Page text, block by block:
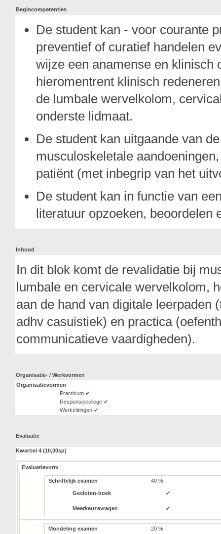
Begincompetenties
De student kan - voor courante
preventief of curatief handelen
wijze een anamense en klinisch
hieromentrent klinisch
de lumbale wervelkolom,
onderste lidmaat.
De student kan uitgaande van
musculoskeletale
patiënt (met inbegrip van het
De student kan in functie van
literatuur opzoeken, beoordelen
Inhoud
In dit blok komt de revalidatie bij
lumbale en cervicale wervelkolom,
aan de hand van digitale leerpaden
adhv casuistiek) en practica
communicatieve vaardigheden).
Organisatie- / Werkvormen
Organisatievormen
Practicum ✔
Responsiecollege ✔
Werkzittingen ✔
Evaluatie
Kwartiel 4 (10,00sp)
Evaluatievorm
Schriftelijk examen 40 %
Gesloten-boek ✔
Meerkeuzevragen ✔
Mondeling examen 20 %